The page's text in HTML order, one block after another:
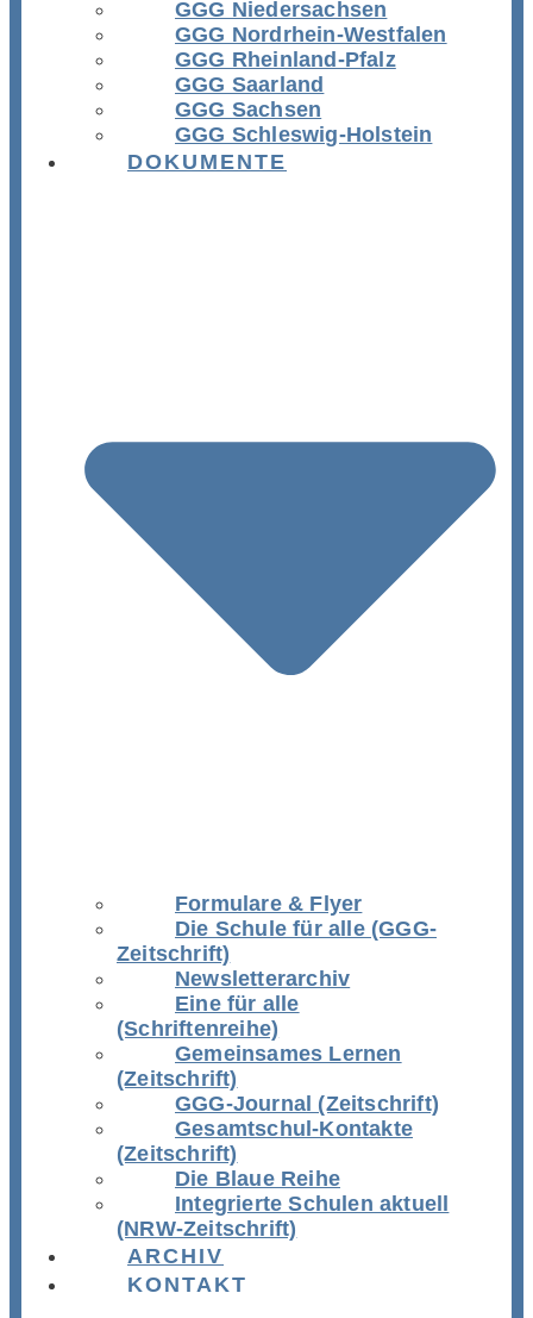
GGG Niedersachsen
GGG Nordrhein-Westfalen
GGG Rheinland-Pfalz
GGG Saarland
GGG Sachsen
GGG Schleswig-Holstein
DOKUMENTE
Formulare & Flyer
Die Schule für alle (GGG-
Zeitschrift)
Newsletterarchiv
Eine für alle
(Schriftenreihe)
Gemeinsames Lernen
(Zeitschrift)
GGG-Journal (Zeitschrift)
Gesamtschul-Kontakte
(Zeitschrift)
Die Blaue Reihe
Integrierte Schulen aktuell
(NRW-Zeitschrift)
ARCHIV
KONTAKT